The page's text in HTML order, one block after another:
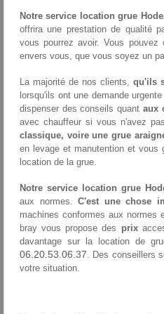
Notre service location grue
offrira une prestation de qualité
vous pourrez avoir. Vous
envers vous, que vous soyez un
La majorité de nos clients, qu'ils
lorsqu'ils ont une demande
dispenser des conseils quant aux
avec chauffeur si vous n'avez
classique, voire une grue
en levage et manutention et
location de la grue.
Notre service location grue
aux normes.C'est une chose
machines conformes aux normes
bray vous propose des prix
davantage sur la location de
06.20.53.06.37. Des conseillers
votre situation.